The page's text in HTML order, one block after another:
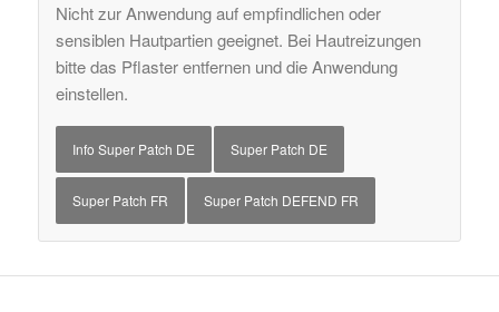
Nicht zur Anwendung auf empfindlichen oder
sensiblen Hautpartien geeignet. Bei Hautreizungen
bitte das Pflaster entfernen und die Anwendung
einstellen.
Info Super Patch DE Super Patch DE
Super Patch FR Super Patch DEFEND FR